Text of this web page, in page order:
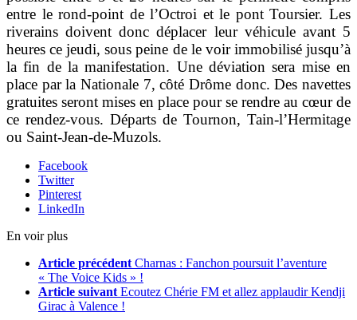
entre le rond-point de l’Octroi et le pont Toursier. Les
riverains doivent donc déplacer leur véhicule avant 5
heures ce jeudi, sous peine de le voir immobilisé jusqu’à
la fin de la manifestation. Une déviation sera mise en
place par la Nationale 7, côté Drôme donc. Des navettes
gratuites seront mises en place pour se rendre au cœur de
ce rendez-vous. Départs de Tournon, Tain-l’Hermitage
ou Saint-Jean-de-Muzols.
Facebook
Twitter
Pinterest
LinkedIn
En voir plus
Article précédent Charnas : Fanchon poursuit l’aventure
« The Voice Kids » !
Article suivant Ecoutez Chérie FM et allez applaudir Kendji
Girac à Valence !